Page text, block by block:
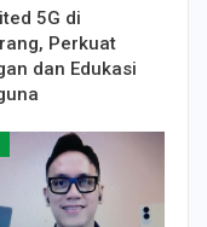
5G di
Perkuat
dan Edukasi